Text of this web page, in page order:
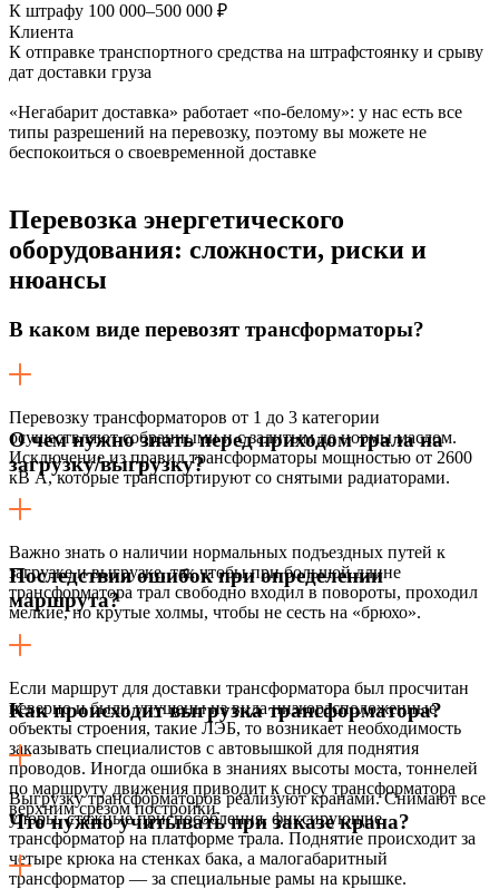
К штрафу 100 000–500 000 ₽
Клиента
К отправке транспортного средства на штрафстоянку и срыву
дат доставки груза
«Негабарит доставка» работает «по-белому»: у нас есть все
типы разрешений на перевозку, поэтому вы можете не
беспокоиться о своевременной доставке
Перевозка энергетического
оборудования: сложности, риски и
нюансы
В каком виде перевозят трансформаторы?
Перевозку трансформаторов от 1 до 3 категории
осуществляют собранными и с залитым до нормы маслом.
Исключение из правил трансформаторы мощностью от 2600
кВ А, которые транспортируют со снятыми радиаторами.
О чем нужно знать перед приходом трала на
загрузку/выгрузку?
Важно знать о наличии нормальных подъездных путей к
загрузке и выгрузке, так чтобы при большой длине
трансформатора трал свободно входил в повороты, проходил
мелкие, но крутые холмы, чтобы не сесть на «брюхо».
Последствия ошибок при определении
маршрута?
Если маршрут для доставки трансформатора был просчитан
неверно и были упущены из вида низкорасположенные
объекты строения, такие ЛЭБ, то возникает необходимость
заказывать специалистов с автовышкой для поднятия
проводов. Иногда ошибка в знаниях высоты моста, тоннелей
по маршруту движения приводит к сносу трансформатора
верхним срезом постройки.
Как происходит выгрузка трансформатора?
Выгрузку трансформаторов реализуют кранами. Снимают все
упоры, стяжные приспособления, фиксирующие
трансформатор на платформе трала. Поднятие происходит за
четыре крюка на стенках бака, а малогабаритный
трансформатор — за специальные рамы на крышке.
Что нужно учитывать при заказе крана?